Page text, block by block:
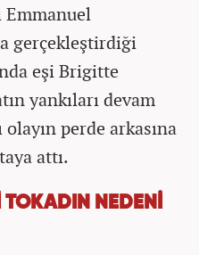
Emmanuel
gerçekleştirdiği
eşi Brigitte
yankıları devam
olayın perde arkasına
attı.
NEDENİ